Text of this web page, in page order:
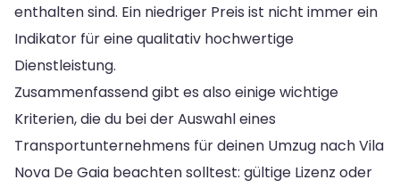
enthalten sind. Ein niedriger Preis ist nicht immer ein
Indikator für eine qualitativ hochwertige
Dienstleistung.
Zusammenfassend gibt es also einige wichtige
Kriterien, die du bei der Auswahl eines
Transportunternehmens für deinen Umzug nach Vila
Nova De Gaia beachten solltest: gültige Lizenz oder